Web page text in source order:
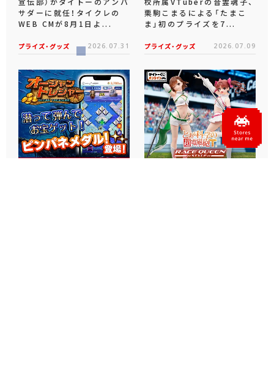
サダーに就任！タイクレの
WEB CMが8月1日よ...
プライズ・グッズ 2026.07.31
栗駒こまるによる「たまこ
ま」初のプライズを7...
プライズ・グッズ 2026.07.09